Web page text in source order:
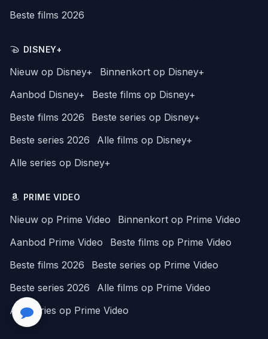
Beste films 2026
DISNEY+
Nieuw op Disney+
Binnenkort op Disney+
Aanbod Disney+
Beste films op Disney+
Beste films 2026
Beste series op Disney+
Beste series 2026
Alle films op Disney+
Alle series op Disney+
PRIME VIDEO
Nieuw op Prime Video
Binnenkort op Prime Video
Aanbod Prime Video
Beste films op Prime Video
Beste films 2026
Beste series op Prime Video
Beste series 2026
Alle films op Prime Video
Alle series op Prime Video